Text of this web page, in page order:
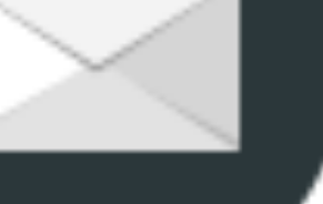
ПОЛИТИКЕ ОБРАБОТКИ COOKIE-
файлов
унитарное предприятие по оказанию
- Все права защищены авторским